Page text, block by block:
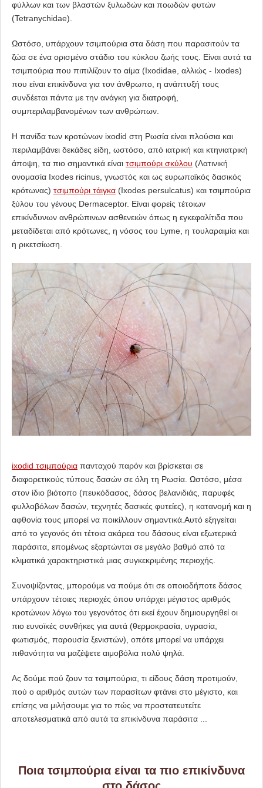
φύλλων και των βλαστών ξυλωδών και ποωδών φυτών
(Tetranychidae).
Ωστόσο, υπάρχουν τσιμπούρια στα δάση που παρασιτούν τα
ζώα σε ένα ορισμένο στάδιο του κύκλου ζωής τους. Είναι αυτά τα
τσιμπούρια που πιπιλίζουν το αίμα (Ixodidae, αλλιώς - Ixodes)
που είναι επικίνδυνα για τον άνθρωπο, η ανάπτυξή τους
συνδέεται πάντα με την ανάγκη για διατροφή,
συμπεριλαμβανομένων των ανθρώπων.
Η πανίδα των κροτώνων ixodid στη Ρωσία είναι πλούσια και
περιλαμβάνει δεκάδες είδη, ωστόσο, από ιατρική και κτηνιατρική
άποψη, τα πιο σημαντικά είναι τσιμπούρι σκύλου (Λατινική
ονομασία Ixodes ricinus, γνωστός και ως ευρωπαϊκός δασικός
κρότωνας) τσιμπούρι τάιγκα(Ixodes persulcatus) και τσιμπούρια
ξύλου του γένους Dermaceptor. Είναι φορείς τέτοιων
επικίνδυνων ανθρώπινων ασθενειών όπως η εγκεφαλίτιδα που
μεταδίδεται από κρότωνες, η νόσος του Lyme, η τουλαραιμία και
η ρικετσίωση.
ixodid τσιμπούριαπανταχού παρόν και βρίσκεται σε
διαφορετικούς τύπους δασών σε όλη τη Ρωσία. Ωστόσο, μέσα
στον ίδιο βιότοπο (πευκόδασος, δάσος βελανιδιάς, παρυφές
φυλλοβόλων δασών, τεχνητές δασικές φυτείες), η κατανομή και η
αφθονία τους μπορεί να ποικίλλουν σημαντικά.Αυτό εξηγείται
από το γεγονός ότι τέτοια ακάρεα του δάσους είναι εξωτερικά
παράσιτα, επομένως εξαρτώνται σε μεγάλο βαθμό από τα
κλιματικά χαρακτηριστικά μιας συγκεκριμένης περιοχής.
Συνοψίζοντας, μπορούμε να πούμε ότι σε οποιοδήποτε δάσος
υπάρχουν τέτοιες περιοχές όπου υπάρχει μέγιστος αριθμός
κροτώνων λόγω του γεγονότος ότι εκεί έχουν δημιουργηθεί οι
πιο ευνοϊκές συνθήκες για αυτά (θερμοκρασία, υγρασία,
φωτισμός, παρουσία ξενιστών), οπότε μπορεί να υπάρχει
πιθανότητα να μαζέψετε αιμοβόλια πολύ ψηλά.
Ας δούμε πού ζουν τα τσιμπούρια, τι είδους δάση προτιμούν,
πού ο αριθμός αυτών των παρασίτων φτάνει στο μέγιστο, και
επίσης να μιλήσουμε για το πώς να προστατευτείτε
αποτελεσματικά από αυτά τα επικίνδυνα παράσιτα ...
Ποια τσιμπούρια είναι τα πιο επικίνδυνα